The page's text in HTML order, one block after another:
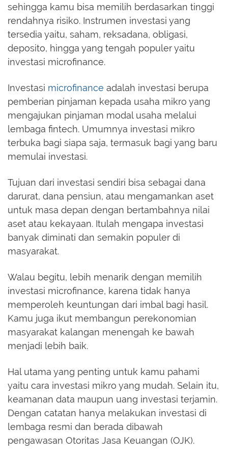
sehingga kamu bisa memilih berdasarkan tinggi
rendahnya risiko. Instrumen investasi yang
tersedia yaitu, saham, reksadana, obligasi,
deposito, hingga yang tengah populer yaitu
investasi microfinance.
Investasi microfinance adalah investasi berupa
pemberian pinjaman kepada usaha mikro yang
mengajukan pinjaman modal usaha melalui
lembaga fintech. Umumnya investasi mikro
terbuka bagi siapa saja, termasuk bagi yang baru
memulai investasi.
Tujuan dari investasi sendiri bisa sebagai dana
darurat, dana pensiun, atau mengamankan aset
untuk masa depan dengan bertambahnya nilai
aset atau kekayaan. Itulah mengapa investasi
banyak diminati dan semakin populer di
masyarakat.
Walau begitu, lebih menarik dengan memilih
investasi microfinance, karena tidak hanya
memperoleh keuntungan dari imbal bagi hasil.
Kamu juga ikut membangun perekonomian
masyarakat kalangan menengah ke bawah
menjadi lebih baik.
Hal utama yang penting untuk kamu pahami
yaitu cara investasi mikro yang mudah. Selain itu,
keamanan data maupun uang investasi terjamin.
Dengan catatan hanya melakukan investasi di
lembaga resmi dan berada dibawah
pengawasan Otoritas Jasa Keuangan (OJK).